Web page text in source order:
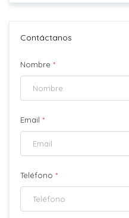
Contáctanos
Nombre *
Email *
Teléfono *